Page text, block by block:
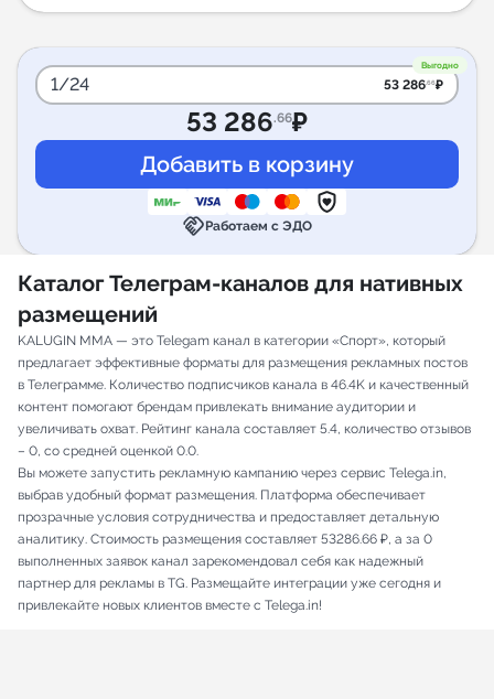
Выгодно
1/24 53 286.66₽
53 286.66₽
handshakeРаботаем с ЭДО
Каталог Телеграм-каналов для нативных
размещений
KALUGIN MMA — это Telegam канал в категории «Спорт», который
предлагает эффективные форматы для размещения рекламных постов
в Телеграмме. Количество подписчиков канала в 46.4K и качественный
контент помогают брендам привлекать внимание аудитории и
увеличивать охват. Рейтинг канала составляет 5.4, количество отзывов
– 0, со средней оценкой 0.0.
Вы можете запустить рекламную кампанию через сервис Telega.in,
выбрав удобный формат размещения. Платформа обеспечивает
прозрачные условия сотрудничества и предоставляет детальную
аналитику. Стоимость размещения составляет 53286.66 ₽, а за 0
выполненных заявок канал зарекомендовал себя как надежный
партнер для рекламы в TG. Размещайте интеграции уже сегодня и
привлекайте новых клиентов вместе с Telega.in!